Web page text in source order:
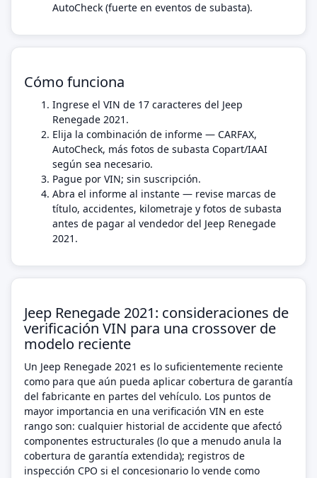
AutoCheck (fuerte en eventos de subasta).
Cómo funciona
Ingrese el VIN de 17 caracteres del Jeep
Renegade 2021.
Elija la combinación de informe — CARFAX,
AutoCheck, más fotos de subasta Copart/IAAI
según sea necesario.
Pague por VIN; sin suscripción.
Abra el informe al instante — revise marcas de
título, accidentes, kilometraje y fotos de subasta
antes de pagar al vendedor del Jeep Renegade
2021.
Jeep Renegade 2021: consideraciones de
verificación VIN para una crossover de
modelo reciente
Un Jeep Renegade 2021 es lo suficientemente reciente
como para que aún pueda aplicar cobertura de garantía
del fabricante en partes del vehículo. Los puntos de
mayor importancia en una verificación VIN en este
rango son: cualquier historial de accidente que afectó
componentes estructurales (lo que a menudo anula la
cobertura de garantía extendida); registros de
inspección CPO si el concesionario lo vende como